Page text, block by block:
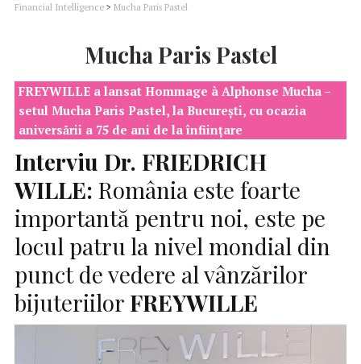
Financial Intelligence > Mucha Paris Pastel
Mucha Paris Pastel
FREYWILLE a lansat Hommage à Alphonse Mucha –
setul Mucha Paris Pastel, la București, cu ocazia
aniversării a 75 de ani de la înființare
Interviu Dr. FRIEDRICH
WILLE: România este foarte
importantă pentru noi, este pe
locul patru la nivel mondial din
punct de vedere al vânzărilor
bijuteriilor FREYWILLE